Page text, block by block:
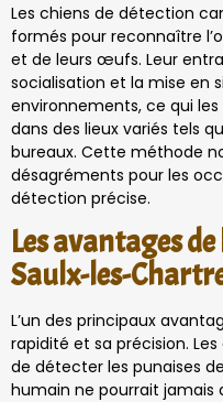
Les chiens de détection
formés pour reconnaître
et de leurs œufs. Leur
socialisation et la mise en
environnements, ce qui
dans des lieux variés tels
bureaux. Cette méthode
désagréments pour les
détection précise.
Les avantages
Saulx-les-
L’un des principaux
rapidité et sa précision.
de détecter les punaises
humain ne pourrait jamais